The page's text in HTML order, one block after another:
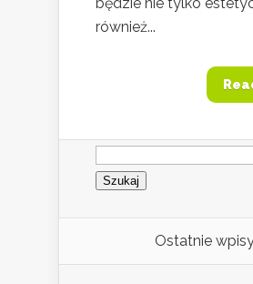
również...
Szukaj:
Ostatnie